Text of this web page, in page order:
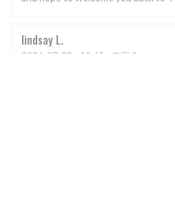
lindsay L
2026-07-28 - 19:45 - 来宾 3